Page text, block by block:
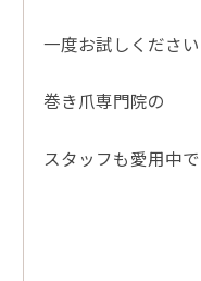
一度お試しください
巻き爪専門院の
スタッフも愛用中で